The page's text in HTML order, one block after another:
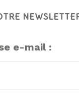
e-mail :